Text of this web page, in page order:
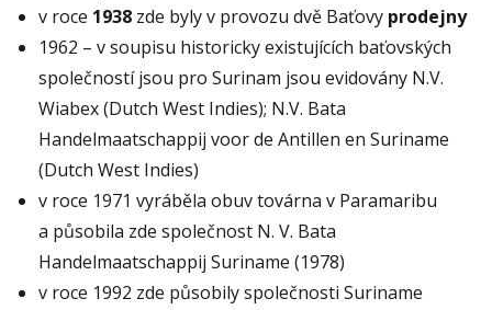
v roce 1938 zde byly v provozu dvě Baťovy prodejny
1962 – v soupisu historicky existujících baťovských
společností jsou pro Surinam jsou evidovány N.V.
Wiabex (Dutch West Indies); N.V. Bata
Handelmaatschappij voor de Antillen en Suriname
(Dutch West Indies)
v roce 1971 vyráběla obuv továrna v Paramaribu
a působila zde společnost N. V. Bata
Handelmaatschappij Suriname (1978)
v roce 1992 zde působily společnosti Suriname